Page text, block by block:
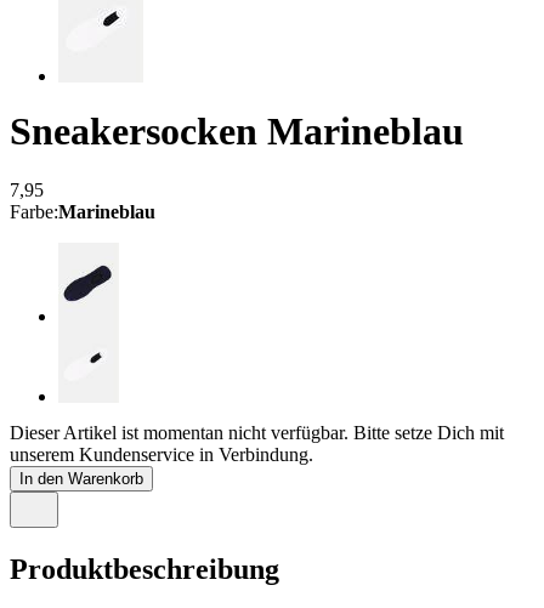
Sneakersocken Marineblau
7,95
Farbe:Marineblau
Dieser Artikel ist momentan nicht verfügbar. Bitte setze Dich mit
unserem Kundenservice in Verbindung.
In den Warenkorb
Produktbeschreibung